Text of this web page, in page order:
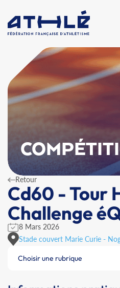
Retour
Cd60 - Tour
Challenge
8 Mars 2026
Stade couvert Marie Curie -
Choisir une rubrique